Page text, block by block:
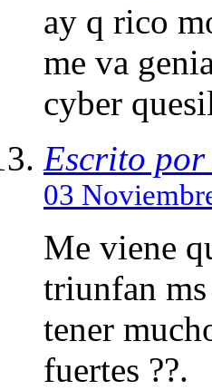
ay q rico
me va
cyber
Escrito por
03
Me viene
triunfan ms
tener
fuertes ??.